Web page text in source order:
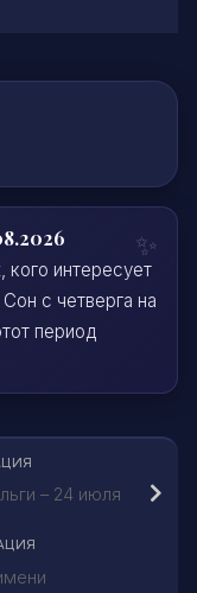
интересует
с четверга на
период
– 24 июля